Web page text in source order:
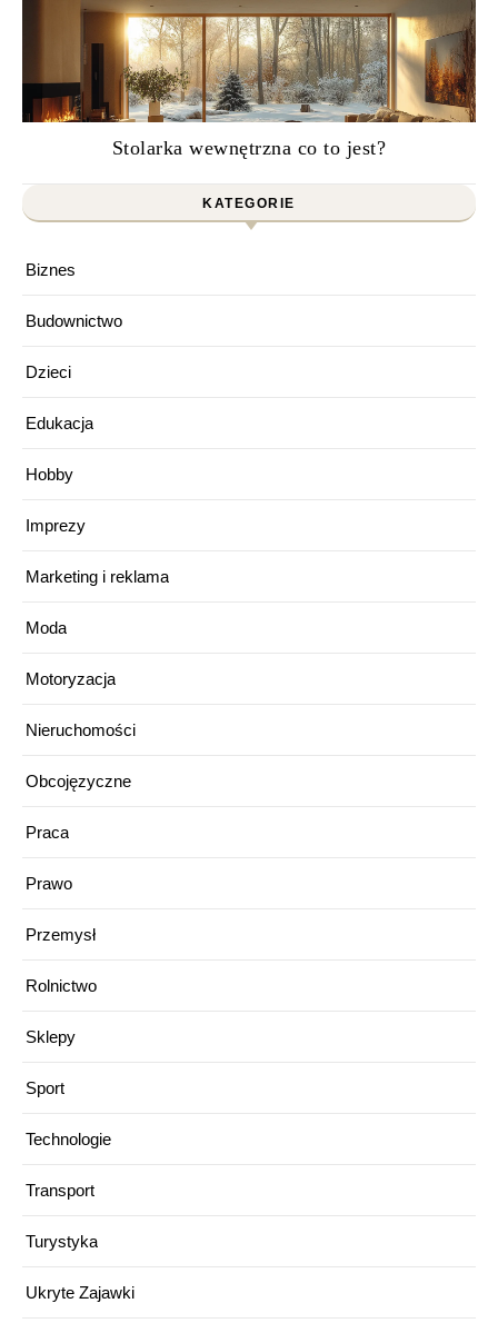
Stolarka wewnętrzna co to jest?
KATEGORIE
Biznes
Budownictwo
Dzieci
Edukacja
Hobby
Imprezy
Marketing i reklama
Moda
Motoryzacja
Nieruchomości
Obcojęzyczne
Praca
Prawo
Przemysł
Rolnictwo
Sklepy
Sport
Technologie
Transport
Turystyka
Ukryte Zajawki